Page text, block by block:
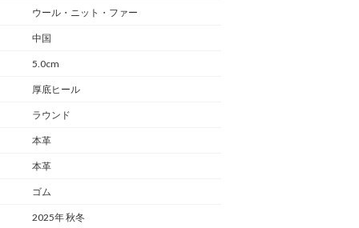
ウール・ニット・ファー
中国
5.0cm
厚底ヒール
ラウンド
本革
本革
ゴム
2025年 秋冬